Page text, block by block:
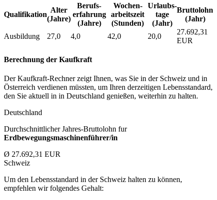
Qualifikation
Alter
(Jahre)
Berufs­
erfahrung
(Jahre)
Wochen­
arbeitszeit
(Stunden)
Urlaubs­
tage
(Jahr)
Bruttolohn
(Jahr)
Ausbildung 27,0 4,0 42,0 20,0
27.692,31
EUR
Berechnung der Kaufkraft
Der Kaufkraft-Rechner zeigt Ihnen, was Sie in der Schweiz und in
Österreich verdienen müssten, um Ihren derzeitigen Lebensstandard,
den Sie aktuell in in Deutschland genießen, weiterhin zu halten.
Deutschland
Durchschnittlicher Jahres-Bruttolohn fur
Erdbewegungsmaschinenführer/in
Ø 27.692,31 EUR
Schweiz
Um den Lebensstandard in der Schweiz halten zu können,
empfehlen wir folgendes Gehalt: